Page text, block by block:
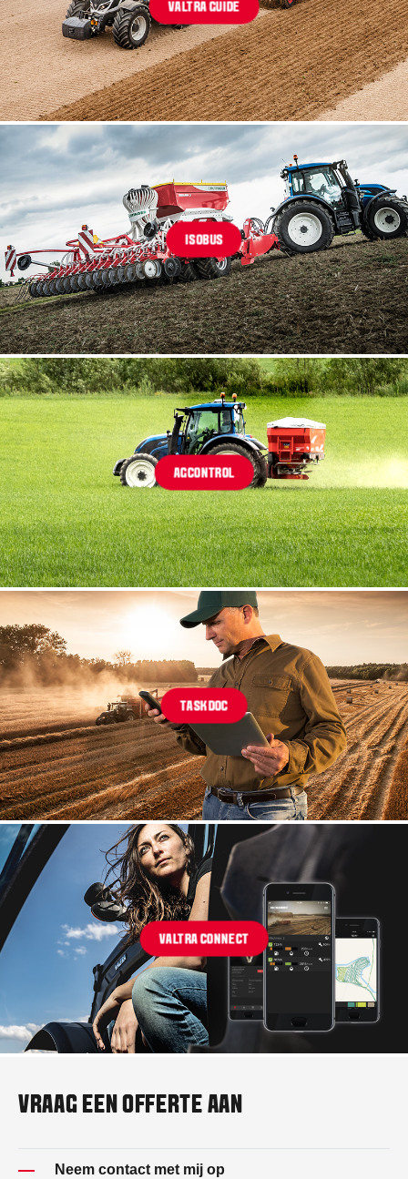
VALTRA GUIDE
ISOBUS
AGCONTROL
TASKDOC
VALTRA CONNECT
VRAAG EEN OFFERTE AAN
Neem contact met mij op